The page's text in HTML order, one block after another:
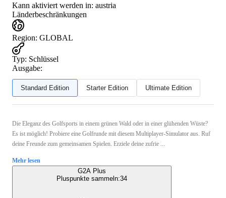
Kann aktiviert werden in: austria
Länderbeschränkungen
Region: GLOBAL
Typ: Schlüssel
Ausgabe:
Standard Edition Starter Edition Ultimate Edition
Die Eleganz des Golfsports in einem grünen Wald oder in einer glühenden Wüste?
Es ist möglich! Probiere eine Golfrunde mit diesem Multiplayer-Simulator aus. Ruf
deine Freunde zum gemeinsamen Spielen. Erziele deine zufrie ...
Mehr lesen
G2A Plus
Pluspunkte sammeln:34